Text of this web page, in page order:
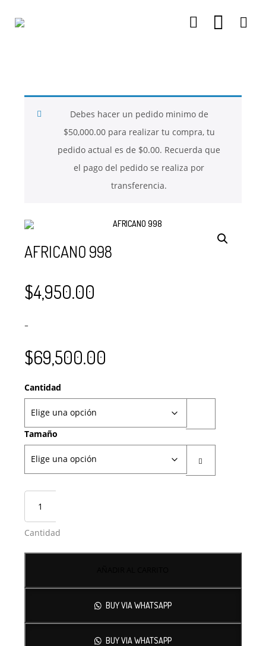
SE USAN PARA
BISUTERÍA Y
MOSTACILLA?
CURSOS
Debes hacer un pedido minimo de
$50,000.00para realizar tu compra, tu
pedido actual es de $0.00. Recuerda que
el pago del pedido se realiza por
transferencia.
AFRICANO 998
$4,950.00
–
$69,500.00
Cantidad
Tamaño
Cantidad
BUY VIA WHATSAPP
BUY VIA WHATSAPP